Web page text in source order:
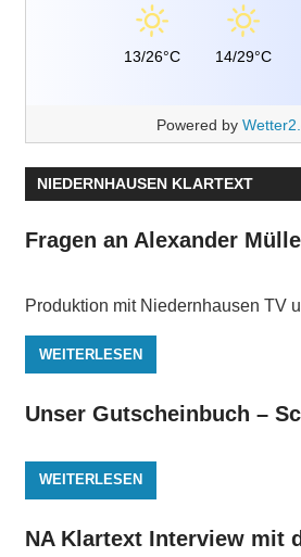
13/26°C 14/29°C
Powered by
NIEDERNHAUSEN KLARTEXT
Fragen an Alexander
Produktion mit Niedernhausen TV
WEITERLESEN
Unser Gutscheinbuch –
WEITERLESEN
NA Klartext Interview mit